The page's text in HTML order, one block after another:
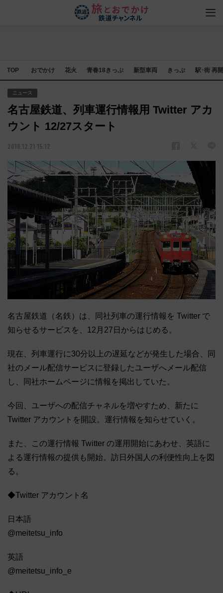
TOP おでかけ 花火 青春18きっぷ 新型車両 きっぷ 駅･街 再
ニュース
名古屋鉄道、列車運行情報用 Twitter アカ
ウント 12/27スタート
2018.12.21 15:12
名古屋鉄道（名鉄）は、同社列車の運行情報を Twitter で
知らせるサービスを、12月27日からはじめる。
現在、列車運行に30分以上の遅延などが発生した場合、同
社のメール配信サービスに登録したユーザへメール配信
し、同社ホームページに情報を掲出していた。
今回、ユーザへの配信チャネルを増やすため、新たに
Twitter アカウントを開設。運行情報を知らせていく。
また、この運行情報 Twitter の運用開始にあわせ、英語に
よる運行情報の提供も開始。訪日外国人の利便性向上を図
る。
◆Twitter アカウント名
日本語
@meitetsu_info
英語
@meitetsu_info_e